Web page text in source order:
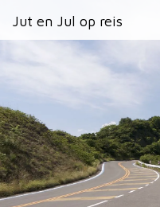
Jut en Jul op reis
Primary
Menu
Jut en Jul op reis